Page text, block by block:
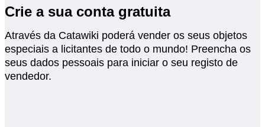
Crie a sua conta gratuita
Através da Catawiki poderá vender os seus objetos
especiais a licitantes de todo o mundo! Preencha os
seus dados pessoais para iniciar o seu registo de
vendedor.